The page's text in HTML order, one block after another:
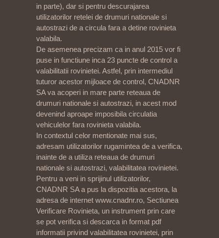
in parte), dar si pentru descurajarea
utilizatorilor retelei de drumuri nationale si
autostrazi de a circula fara a detine rovinieta
valabila.
De asemenea precizam ca in anul 2015 vor fi
puse in functiune inca 23 puncte de control a
valabilitatii rovinietei. Astfel, prin intermediul
tuturor acestor mijloace de control, CNADNR
SA va acoperi in mare parte reteaua de
drumuri nationale si autostrazi, in acest mod
devenind aproape imposibila circulatia
vehiculelor fara rovinieta valabila.
In contextul celor mentionate mai sus,
adresam utilizatorilor rugamintea de a verifica,
inainte de a utiliza reteaua de drumuri
nationale si autostrazi, valabilitatea rovinietei.
Pentru a veni in sprijinul utilizatorilor,
CNADNR SA a pus la dispozitia acestora, la
adresa de internet www.cnadnr.ro, Sectiunea
Verificare Rovinieta, un instrument prin care
se pot verifica si descarca in format pdf
informatii privind valabilitatea rovinietei, prin